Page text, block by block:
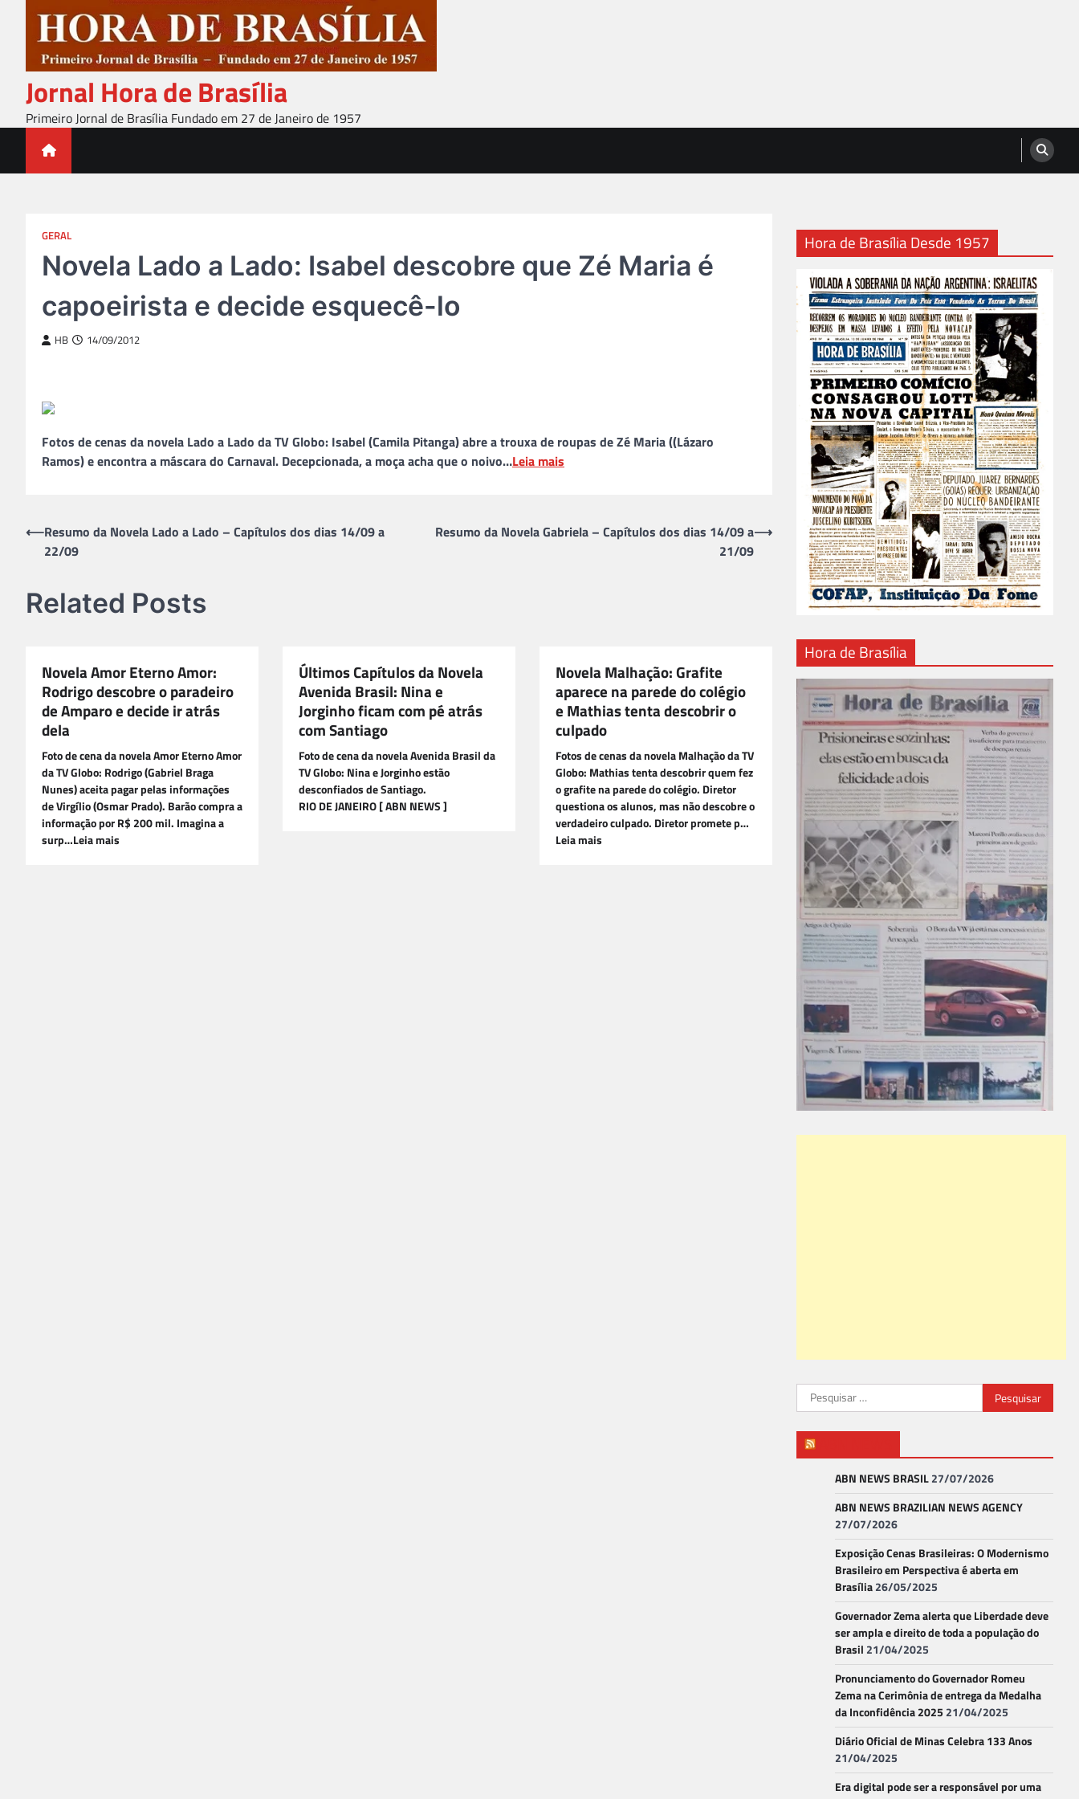
content
Jornal Hora de Brasília
Primeiro Jornal de Brasília Fundado em 27 de Janeiro de 1957
GERAL
Novela Lado a Lado: Isabel descobre que Zé Maria é
capoeirista e decide esquecê-lo
HB 14/09/2012
Fotos de cenas da novela Lado a Lado da TV Globo: Isabel (Camila Pitanga) abre a trouxa de roupas de Zé Maria ((Lázaro
Ramos) e encontra a máscara do Carnaval. Decepcionada, a moça acha que o noivo…Leia mais
Navegação
⟵Resumo da Novela Lado a Lado – Capítulos dos dias 14/09 a
22/09
Resumo da Novela Gabriela – Capítulos dos dias 14/09 a
21/09
⟶
Related Posts
Novela Amor Eterno Amor:
Rodrigo descobre o paradeiro
de Amparo e decide ir atrás
dela
Foto de cena da novela Amor Eterno Amor
da TV Globo: Rodrigo (Gabriel Braga
Nunes) aceita pagar pelas informações
de Virgílio (Osmar Prado). Barão compra a
informação por R$ 200 mil. Imagina a
surp…Leia mais
Últimos Capítulos da Novela
Avenida Brasil: Nina e
Jorginho ficam com pé atrás
com Santiago
Foto de cena da novela Avenida Brasil da
TV Globo: Nina e Jorginho estão
desconfiados de Santiago.
RIO DE JANEIRO [ ABN NEWS ]
Novela Malhação: Grafite
aparece na parede do colégio
e Mathias tenta descobrir o
culpado
Fotos de cenas da novela Malhação da TV
Globo: Mathias tenta descobrir quem fez
o grafite na parede do colégio. Diretor
questiona os alunos, mas não descobre o
verdadeiro culpado. Diretor promete p…
Leia mais
Hora de Brasília Desde 1957
Hora de Brasília
Pesquisar
por:
ABN NEWS BRASIL27/07/2026
ABN NEWS BRAZILIAN NEWS AGENCY
27/07/2026
Exposição Cenas Brasileiras: O Modernismo
Brasileiro em Perspectiva é aberta em
Brasília26/05/2025
Governador Zema alerta que Liberdade deve
ser ampla e direito de toda a população do
Brasil 21/04/2025
Pronunciamento do Governador Romeu
Zema na Cerimônia de entrega da Medalha
da Inconfidência 2025 21/04/2025
Diário Oficial de Minas Celebra 133 Anos
21/04/2025
Era digital pode ser a responsável por uma